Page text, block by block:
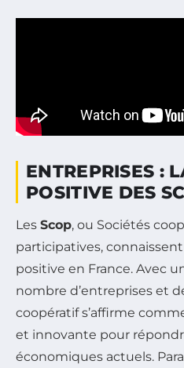
ENTREPRISES :
POSITIVE DES
Les Scop, ou Sociétés
participatives,
positive en France. Avec
nombre d’entreprises et
coopératif s’affirme
et innovante pour
économiques actuels.